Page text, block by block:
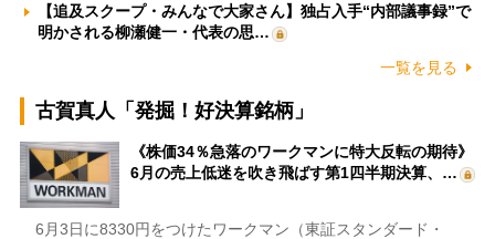
【追及スクープ・みんなで大家さん】独占入手“内部議事録”で
明かされる柳瀬健一・代表の思…
一覧を見る
古賀真人「発掘！好決算銘柄」
《株価34％急落のワークマンに特大反転の期待》
6月の売上低迷を吹き飛ばす第1四半期決算、…
6月3日に8330円をつけたワークマン（東証スタンダード・